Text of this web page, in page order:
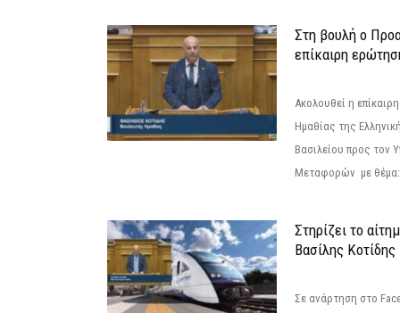
Στη βουλή ο
επίκαιρη
Ακολουθεί η
Ημαθίας της
Βασιλείου προς τον
Μεταφορών με θέμα:
Στηρίζει το
Βασίλης Κοτίδης
Σε ανάρτηση στο